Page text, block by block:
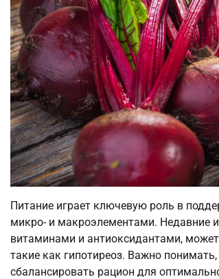
Питание играет ключевую роль в
микро- и макроэлементами. Недавние
витаминами и антиоксидантами,
такие как гипотиреоз. Важно
сбалансировать рацион для